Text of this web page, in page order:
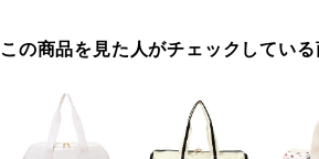
この商品を見た人がチェックしている